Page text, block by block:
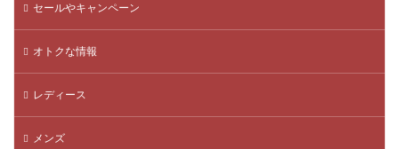
セールやキャンペーン
オトクな情報
レディース
メンズ